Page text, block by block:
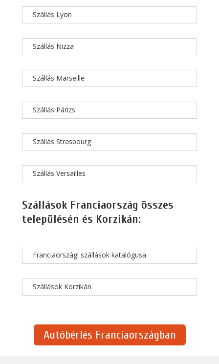
Szállás Lyon
Szállás Nizza
Szállás Marseille
Szállás Párizs
Szállás Strasbourg
Szállás Versailles
Szállások Franciaország összes
településén és Korzikán:
Franciaországi szállások katalógusa
Szállások Korzikán
Autóbérlés Franciaországban